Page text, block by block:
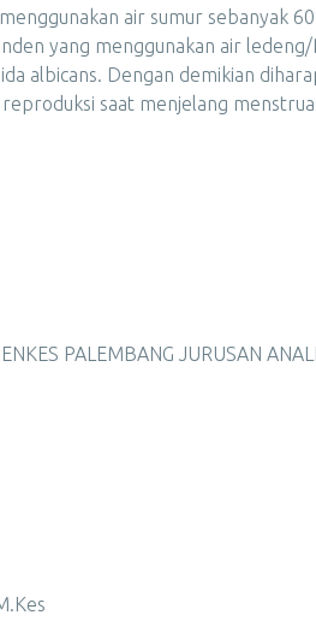
air sumur sebanyak
yang menggunakan air
albicans. Dengan demikian
saat menjelang
PALEMBANG JURUSAN